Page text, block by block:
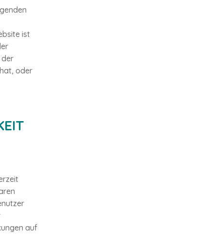
ist
oder
auf